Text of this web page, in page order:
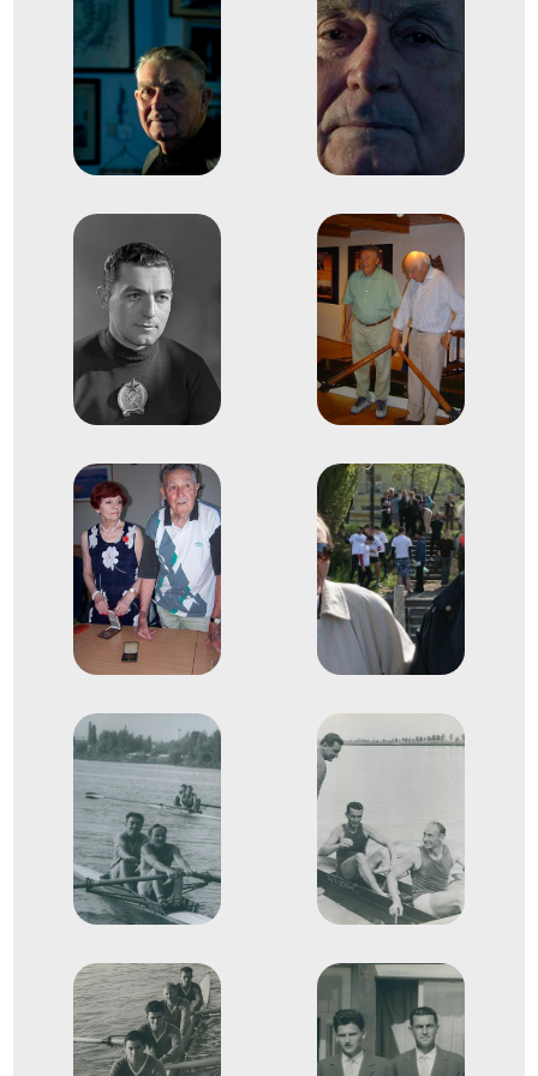
Szendey Antal Gyula
Id. Zsitnik Béla
Latinovits Szaniszló
Evezős Kormányos kettes
1960
1960. aug.
Olaszország
Kiss Lajos Sarlós György
Sátori József
Id. Zsitnik Béla
Evezős Kormányos nélküli
négyes (4-)
Helyezetlen
1959
1959. aug.
Franciaország
Evezés Európa-bajnokság
Evezős Kormányos nélküli
kettes (2-)
5